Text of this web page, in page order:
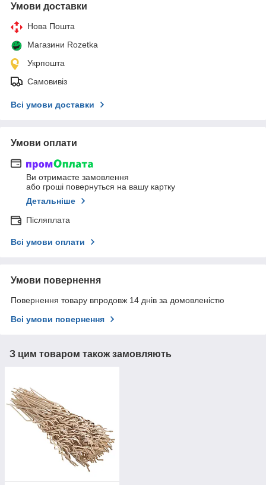
Умови доставки
Нова Пошта
Магазини Rozetka
Укрпошта
Самовивіз
Всі умови доставки
Умови оплати
Ви отримаєте замовлення
або гроші повернуться на вашу картку
Детальніше
Післяплата
Всі умови оплати
Умови повернення
Повернення товару впродовж 14 днів за домовленістю
Всі умови повернення
З цим товаром також замовляють